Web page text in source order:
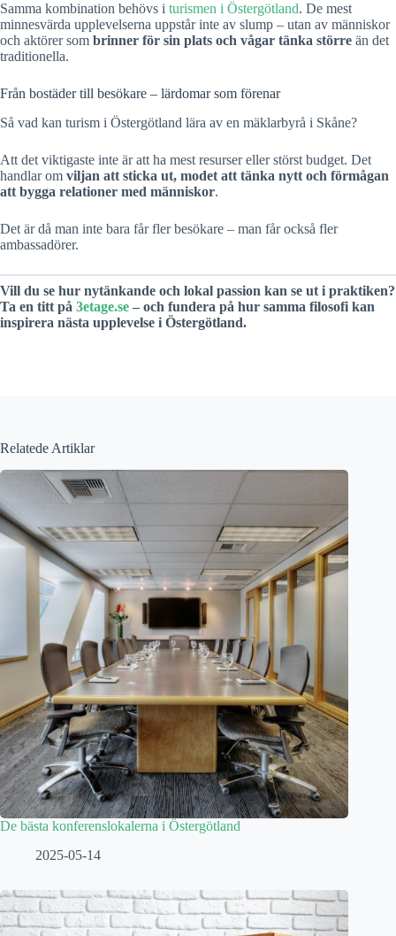
Samma kombination behövs i turismen i Östergötland. De mest
minnesvärda upplevelserna uppstår inte av slump – utan av människor
och aktörer som brinner för sin plats och vågar tänka större än det
traditionella.
Från bostäder till besökare – lärdomar som förenar
Så vad kan turism i Östergötland lära av en mäklarbyrå i Skåne?
Att det viktigaste inte är att ha mest resurser eller störst budget. Det
handlar om viljan att sticka ut, modet att tänka nytt och förmågan
att bygga relationer med människor.
Det är då man inte bara får fler besökare – man får också fler
ambassadörer.
Vill du se hur nytänkande och lokal passion kan se ut i praktiken?
Ta en titt på 3etage.se – och fundera på hur samma filosofi kan
inspirera nästa upplevelse i Östergötland.
Relatede Artiklar
De bästa konferenslokalerna i Östergötland
2025-05-14